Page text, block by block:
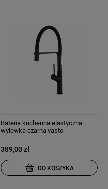
Bateria kuchenna elastyczna
wylewka czarna vasto
389,00 zł
DO KOSZYKA